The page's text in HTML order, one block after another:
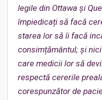
legile din Ottawa și
împiedicați să facă
starea lor să îi facă
consimțământul; și
care medicii lor să
respectă cererile
corespunzător de